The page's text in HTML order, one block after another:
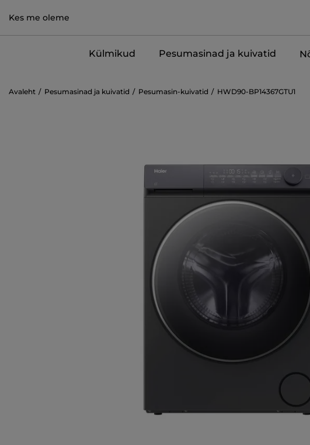
Kes me oleme
Külmikud Pesumasinad ja kuivatid
Avaleht Pesumasinad ja kuivatid Pesumasin-kuivatid HWD90-BP14367GTU1